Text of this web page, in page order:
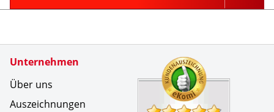
Unternehmen
Über uns
Auszeichnungen
Zertifikate